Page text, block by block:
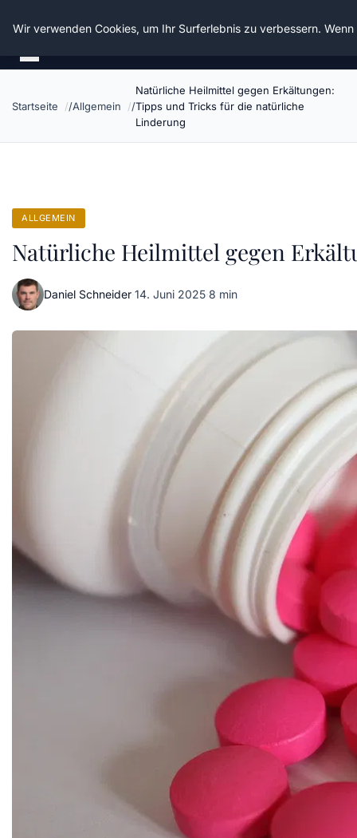
Die Schnitter
Startseite Allgemein
Natürliche Heilmittel gegen Erkältungen:
Tipps und Tricks für die natürliche
Linderung
ALLGEMEIN
Natürliche Heilmittel gegen
Daniel Schneider·14. Juni 2025·8 min
Wir verwenden Cookies, um Ihr Surferlebnis zu verbessern.